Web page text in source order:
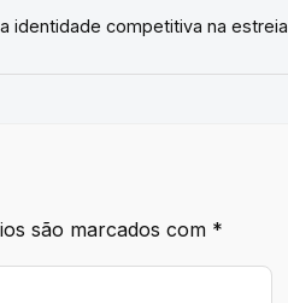
identidade competitiva na estreia
são marcados com *